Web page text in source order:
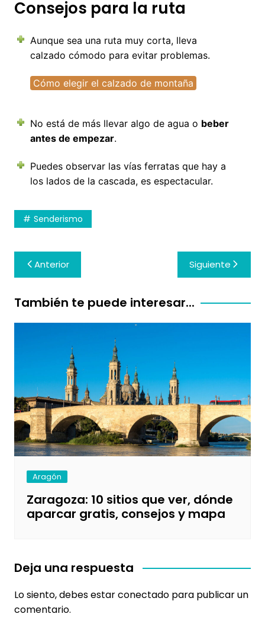
Consejos para la ruta
Aunque sea una ruta muy corta, lleva
calzado cómodo para evitar problemas.
Cómo elegir el calzado de montaña
No está de más llevar algo de agua o beber
antes de empezar.
Puedes observar las vías ferratas que hay a
los lados de la cascada, es espectacular.
Senderismo
Navegación
de
entradas
Anterior Siguiente
También te puede interesar...
Aragón
Zaragoza: 10 sitios que ver, dónde
aparcar gratis, consejos y mapa
Deja una respuesta
Lo siento, debes estarconectadopara publicar un
comentario.